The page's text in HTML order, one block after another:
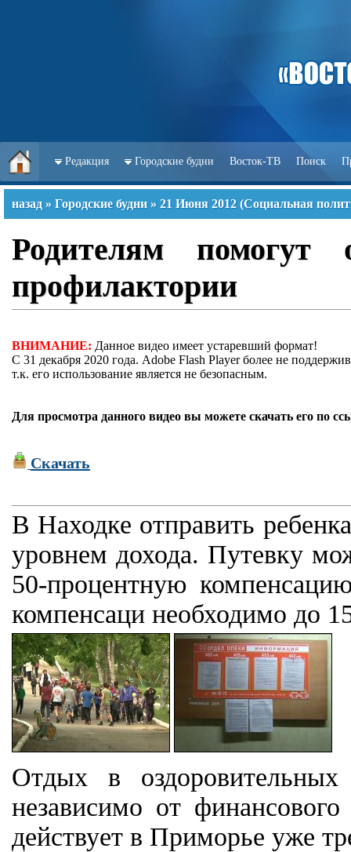
Редакция Городские будни Восток-ТВ Поиск
назад » Городские будни » 21 Июня 2012 (Социальная
Родителям помогут
профилактории
ВНИМАНИЕ: Данное видео имеет устаревший формат!
С 31 декабря 2020 года. Adobe Flash Player более не
т.к. его использование является не безопасным.
Для просмотра данного видео вы можете скачать его по
Скачать
В Находке отправить
уровнем дохода. Путевку
50-процентную
компенсаци необходимо до
Отдых в
независимо от
действует в Приморье уже